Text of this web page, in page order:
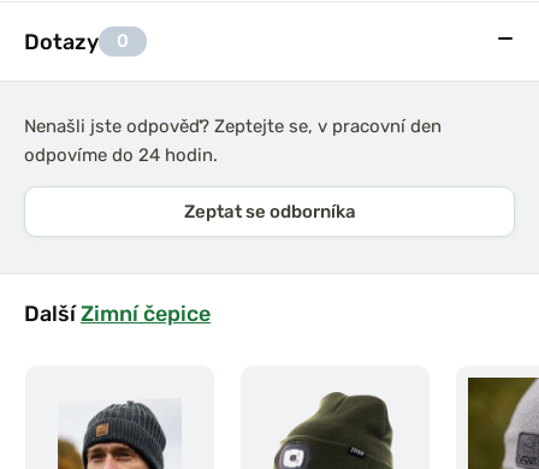
Dotazy 0
Nenašli jste odpověď? Zeptejte se, v pracovní den
odpovíme do 24 hodin.
Zeptat se odborníka
DalšíZimní čepice